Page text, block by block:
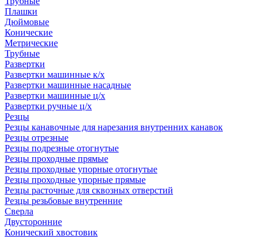
Плашки
Дюймовые
Конические
Метрические
Трубные
Развертки
Развертки машинные к/х
Развертки машинные насадные
Развертки машинные ц/х
Развертки ручные ц/х
Резцы
Резцы канавочные для нарезания внутренних канавок
Резцы отрезные
Резцы подрезные отогнутые
Резцы проходные прямые
Резцы проходные упорные отогнутые
Резцы проходные упорные прямые
Резцы расточные для сквозных отверстий
Резцы резьбовые внутренние
Сверла
Двусторонние
Конический хвостовик